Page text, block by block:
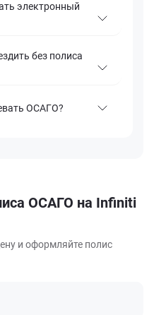
электронный
без полиса
ОСАГО?
ОСАГО на Infiniti
и оформляйте полис